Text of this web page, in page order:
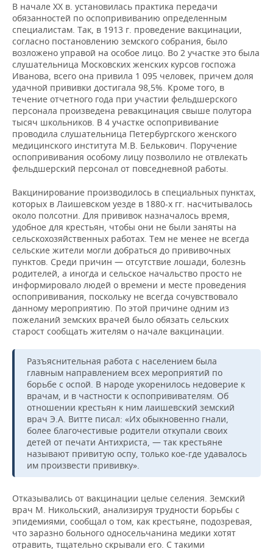
В начале ХХ в. установилась практика передачи
обязанностей по оспопрививанию определенным
специалистам. Так, в 1913 г. проведение вакцинации,
согласно постановлению земского собрания, было
возложено управой на особое лицо. Во 2 участке это была
слушательница Московских женских курсов госпожа
Иванова, всего она привила 1 095 человек, причем доля
удачной прививки достигала 98,5%. Кроме того, в
течение отчетного года при участии фельдшерского
персонала произведена ревакцинация свыше полутора
тысяч школьников. В 4 участке оспопрививание
проводила слушательница Петербургского женского
медицинского института М.В. Белькович. Поручение
оспопрививания особому лицу позволило не отвлекать
фельдшерский персонал от повседневной работы.
Вакцинирование производилось в специальных пунктах,
которых в Лаишевском уезде в 1880-х гг. насчитывалось
около полсотни. Для прививок назначалось время,
удобное для крестьян, чтобы они не были заняты на
сельскохозяйственных работах. Тем не менее не всегда
сельские жители могли добраться до прививочных
пунктов. Среди причин — отсутствие лошади, болезнь
родителей, а иногда и сельское начальство просто не
информировало людей о времени и месте проведения
оспопрививания, поскольку не всегда сочувствовало
данному мероприятию. По этой причине одним из
пожеланий земских врачей было обязать сельских
старост сообщать жителям о начале вакцинации.
Разъяснительная работа с населением была
главным направлением всех мероприятий по
борьбе с оспой. В народе укоренилось недоверие к
врачам, и в частности к оспопрививателям. Об
отношении крестьян к ним лаишевский земский
врач Э.А. Витте писал: «Их обыкновенно гнали,
более благочестивые родители откупали своих
детей от печати Антихриста, — так крестьяне
называют привитую оспу, только кое-где удавалось
им произвести прививку».
Отказывались от вакцинации целые селения. Земский
врач М. Никольский, анализируя трудности борьбы с
эпидемиями, сообщал о том, как крестьяне, подозревая,
что заразно больного односельчанина медики хотят
отравить, тщательно скрывали его. С такими